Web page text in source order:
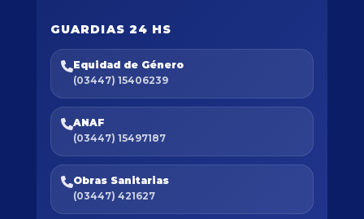
GUARDIAS 24 HS
Equidad de Género
(03447) 15406239
ANAF
(03447) 15497187
Obras Sanitarias
(03447) 421627